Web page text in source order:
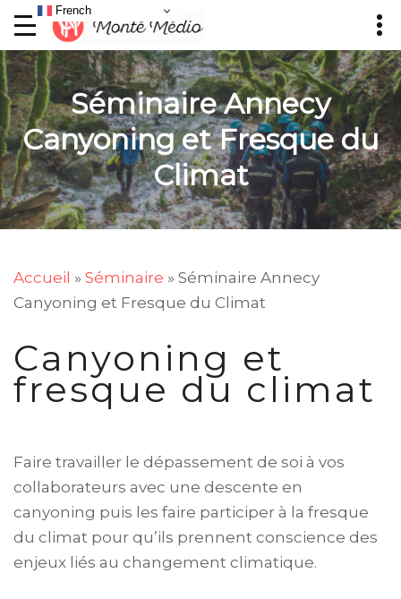
Séminaire Annecy
Canyoning et Fresque du
Climat
Accueil » Séminaire » Séminaire Annecy
Canyoning et Fresque du Climat
Canyoning et
fresque du climat
Faire travailler le dépassement de soi à vos
collaborateurs avec une descente en
canyoning puis les faire participer à la fresque
du climat pour qu’ils prennent conscience des
enjeux liés au changement climatique.
French